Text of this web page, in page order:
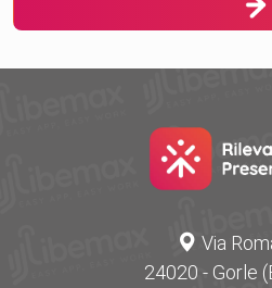
Via
24020 - Gorle